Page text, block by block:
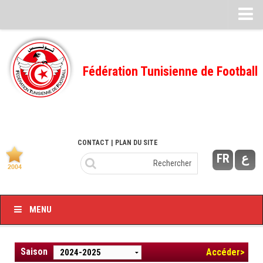
Feuille de match
FMI – 2022/2023
Ligue I – 2022/2023
Ligue I – 2020/2021
Ligue I – 2019/2020
–Ligue I-
Fédération Tunisienne de Football
FR ع
CONTACT | PLAN DU SITE
MENU
Saison Accéder>